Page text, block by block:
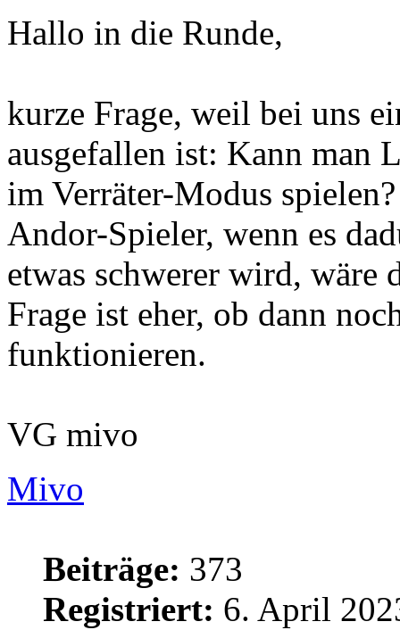
Hallo in die Runde,
kurze Frage, weil bei uns
ausgefallen ist: Kann man
im Verräter-Modus
Andor-Spieler, wenn es
etwas schwerer wird, wäre
Frage ist eher, ob dann
funktionieren.
VG mivo
Mivo
Beiträge: 373
Registriert: 6. April